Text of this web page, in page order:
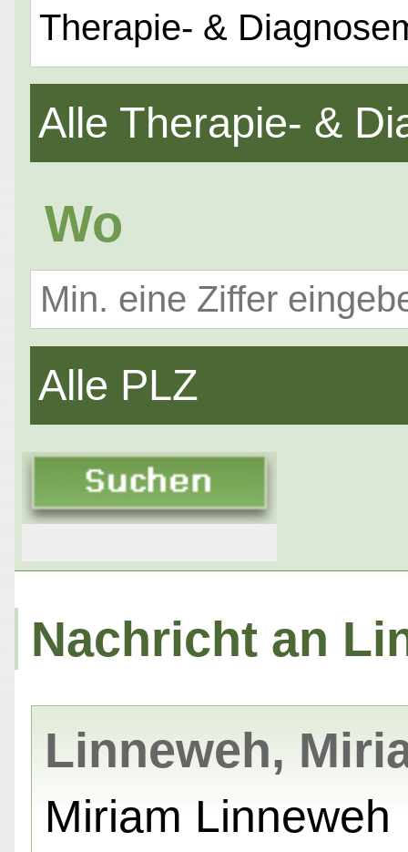
Therapie- &
Alle Therapie- &
Wo
Alle PLZ
Nachricht an
Linneweh,
Miriam Linneweh